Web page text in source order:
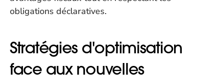
obligations déclaratives.
Stratégies d'optimisation
face aux nouvelles